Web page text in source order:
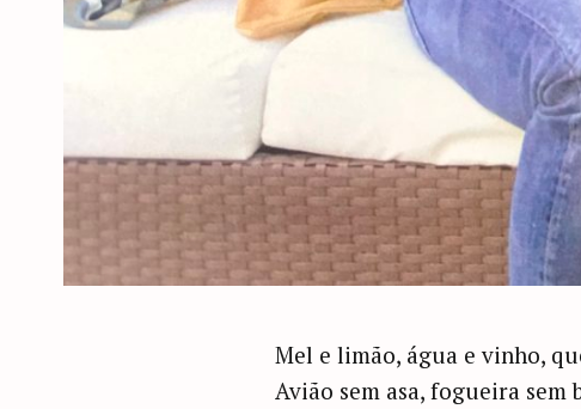
Mel e limão, água e vinho,
Avião sem asa, fogueira sem